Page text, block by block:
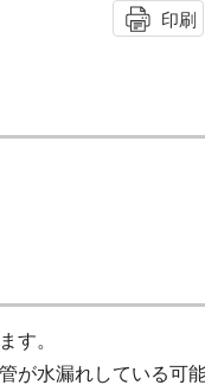
印刷
す。
水漏れしている可